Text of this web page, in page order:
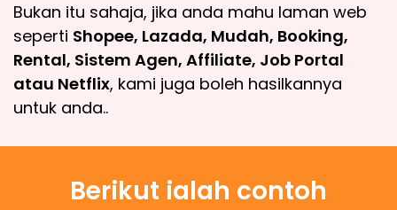
Bukan itu sahaja, jika anda mahu laman web
seperti Shopee, Lazada, Mudah, Booking,
Rental, Sistem Agen, Affiliate, Job Portal
atau Netflix, kami juga boleh hasilkannya
untuk anda..
Berikut ialah contoh